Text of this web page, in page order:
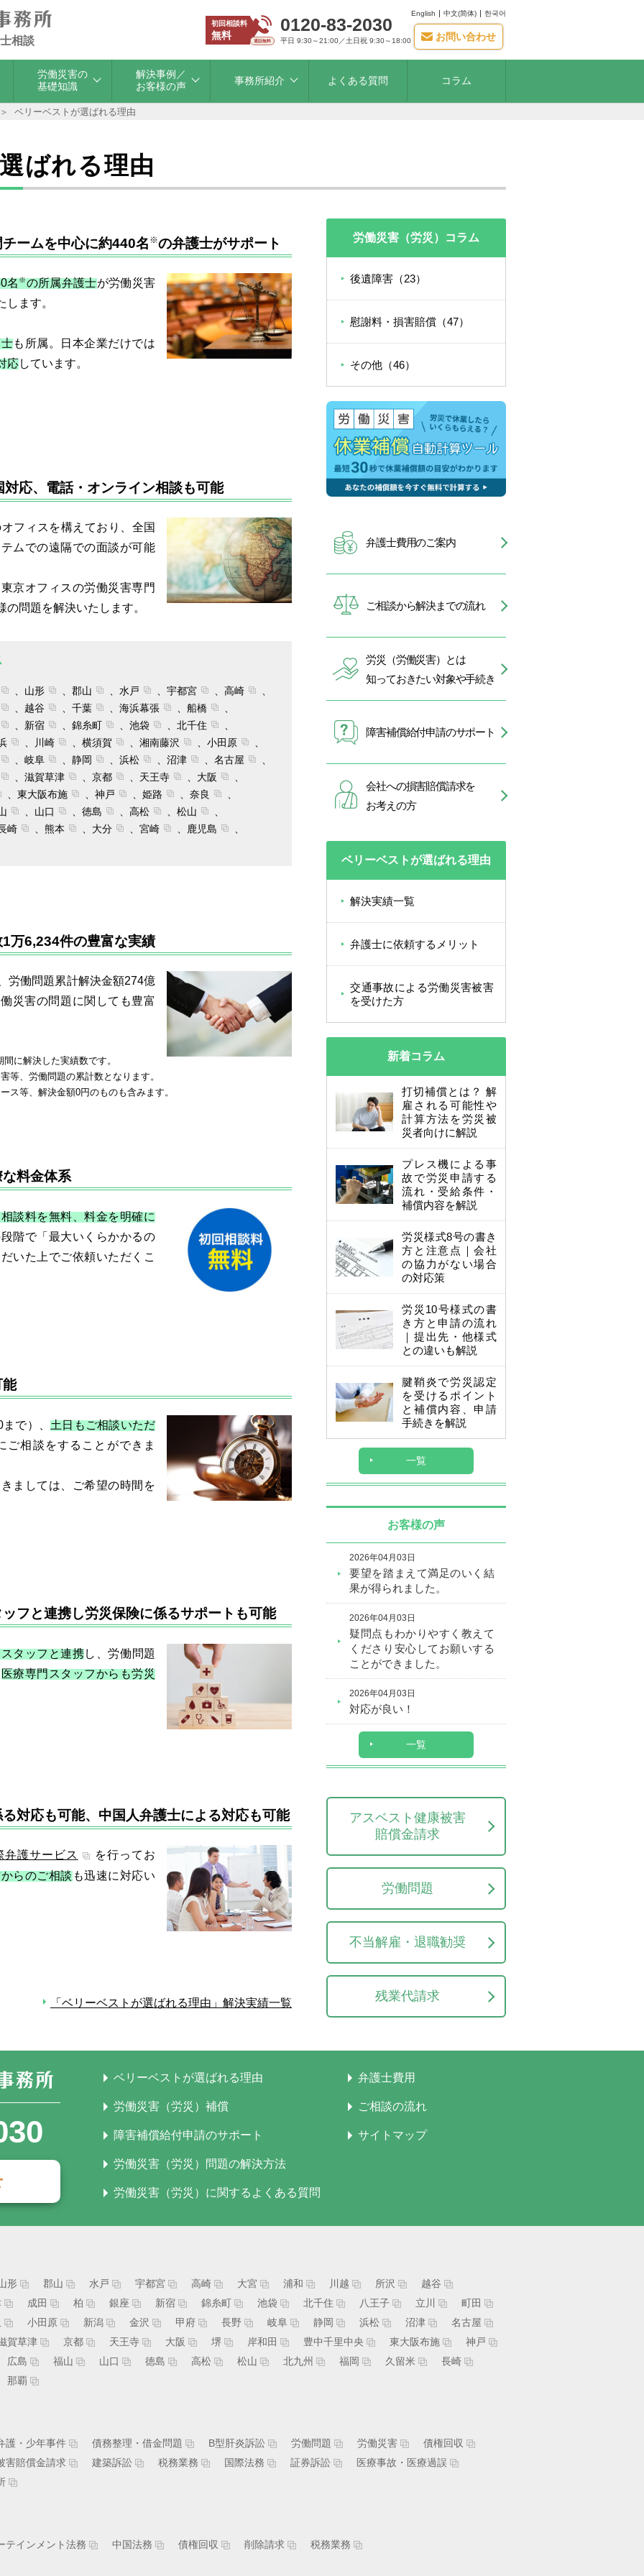
相談
初回相談料
無料
0120-83-2030
平日 9:30～21:00／土日祝 9:30～18:00
English 中文(简体) 한국어
お問い合わせ
労働災害の
基礎知識
解決事例／
お客様の声
事務所紹介 よくある質問 コラム
ベリーベストが選ばれる理由
ばれる理由
ームを中心に約440名 ※の弁護士がサポート
名 ※の所属弁護士が労働災害
ます。
も所属。日本企業だけでは
応しています。
応、電話・オンライン相談も可能
フィスを構えており、全国
ムでの遠隔での面談が可能
京オフィスの労働災害専門
問題を解決いたします。
山形 郡山 水戸 宇都宮
高崎
越谷
千葉 海浜幕張
船橋
新宿
錦糸町 池袋
北千住
川崎 横須賀 湘南藤沢
小田原
岐阜
静岡 浜松 沼津
名古屋
滋賀草津
京都 天王寺
大阪
東大阪布施
神戸 姫路
奈良
山口 徳島 高松
松山
崎
熊本 大分 宮崎 鹿児島
万6,234件の豊富な実績
労働問題累計解決金額274億
災害の問題に関しても豊富
に解決した実績数です。
等、労働問題の累計数となります。
ス等、解決金額0円のものも含みます。
料金体系
談料を無料、料金を明確に
階で「最大いくらかかるの
いた上でご依頼いただくこ
能
で）、 土日もご相談いただ
ご相談をすることができま
ましては、ご希望の時間を
フと連携し労災保険に係るサポートも可能
タッフと連携し、労働問題
医療専門スタッフからも労災
対応も可能、中国人弁護士による対応も可能
弁護サービス
を行ってお
らのご相談 も迅速に対応い
「ベリーベストが選ばれる理由」解決実績一覧
労働災害（労災）コラム
後遺障害（23）
慰謝料・損害賠償（47）
その他（46）
弁護士費用のご案内
ご相談から解決までの流れ
労災（労働災害）とは
知っておきたい対象や手続き
障害補償給付申請のサポート
会社への損害賠償請求を
お考えの方
ベリーベストが選ばれる理由
解決実績一覧
弁護士に依頼するメリット
交通事故による労働災害被害
を受けた方
新着コラム
打切補償とは？ 解
雇される可能性や
計算方法を労災被
災者向けに解説
プレス機による事
故で労災申請する
流れ・受給条件・
補償内容を解説
労災様式8号の書き
方と注意点｜会社
の協力がない場合
の対応策
労災10号様式の書
き方と申請の流れ
｜提出先・他様式
との違いも解説
腱鞘炎で労災認定
を受けるポイント
と補償内容、申請
手続きを解説
一覧
お客様の声
2026年04月03日
要望を踏まえて満足のいく結
果が得られました。
2026年04月03日
疑問点もわかりやすく教えて
くださり安心してお願いする
ことができました。
2026年04月03日
対応が良い！
一覧
アスベスト健康被害
賠償金請求
労働問題
不当解雇・退職勧奨
残業代請求
ベリーベストが選ばれる理由
労働災害（労災）補償
障害補償給付申請のサポート
労働災害（労災）問題の解決方法
労働災害（労災）に関するよくある質問
弁護士費用
ご相談の流れ
サイトマップ
形 郡山 水戸 宇都宮 高崎 大宮 浦和 川越 所沢
越谷
成田 柏 銀座 新宿 錦糸町 池袋 北千住 八王子 立川
町田
小田原 新潟 金沢 甲府 長野 岐阜 静岡 浜松 沼津
名古屋
賀草津
京都 天王寺 大阪 堺 岸和田 豊中千里中央 東大阪布施
神戸
広島
福山 山口 徳島 高松 松山 北九州 福岡 久留米
長崎
那覇
護・少年事件 債務整理・借金問題 B型肝炎訴訟 労働問題 労働災害
債権回収
害賠償金請求
建築訴訟 税務業務 国際法務 証券訴訟
医療事故・医療過誤
テインメント法務 中国法務 債権回収 削除請求 税務業務